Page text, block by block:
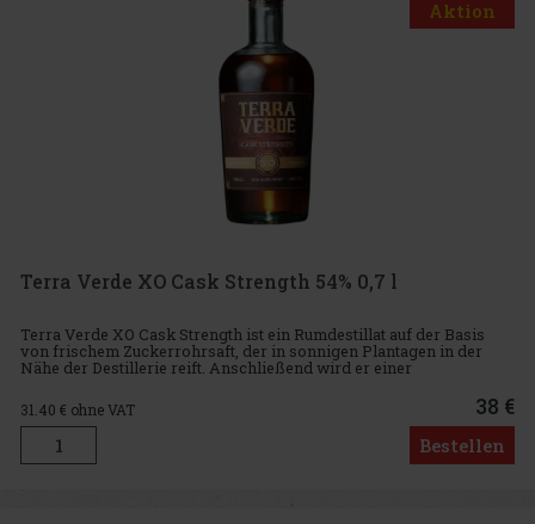
Aktion
Terra Verde XO Cask Strength 54% 0,7 l
Terra Verde XO Cask Strength ist ein Rumdestillat auf der Basis
von frischem Zuckerrohrsaft, der in sonnigen Plantagen in der
Nähe der Destillerie reift. Anschließend wird er einer
einzigarti
31.40 € ohne VAT 38 €
Bestellen